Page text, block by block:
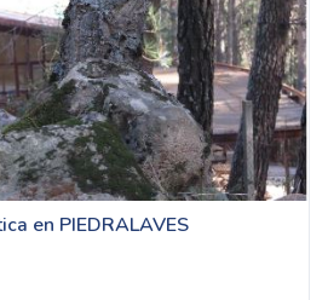
en PIEDRALAVES